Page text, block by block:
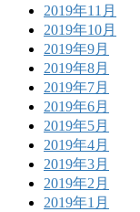
2019年11月
2019年10月
2019年9月
2019年8月
2019年7月
2019年6月
2019年5月
2019年4月
2019年3月
2019年2月
2019年1月